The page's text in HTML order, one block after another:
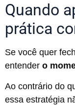
Quando
prática
Se você quer
entender o
Ao contrário do
essa estratégia